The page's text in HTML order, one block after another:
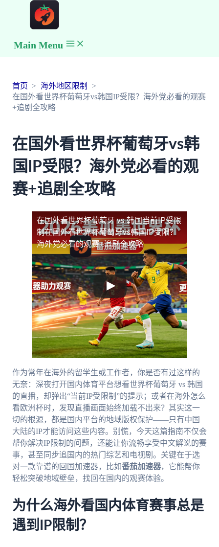
Main Menu
首页
海外地区限制
在国外看世界杯葡萄牙vs韩国IP受限？海外党必看的观赛
+追剧全攻略
在国外看世界杯葡萄牙vs韩
国IP受限？海外党必看的观
赛+追剧全攻略
在国外看世界杯葡萄牙 vs 韩国当前IP受限
制在国外看世界杯葡萄牙vs韩国IP受限？
海外党必看的观赛+追剧全攻略
作为常年在海外的留学生或工作者，你是否有过这样的
无奈：深夜打开国内体育平台想看世界杯葡萄牙 vs 韩国
的直播，却弹出“当前IP受限制”的提示；或者在海外怎么
看欧洲杯时，发现直播画面始终加载不出来？其实这一
切的根源，都是国内平台的地域版权保护——只有中国
大陆的IP才能访问这些内容。别慌，今天这篇指南不仅会
帮你解决IP限制的问题，还能让你流畅享受中文解说的赛
事，甚至同步追国内的热门综艺和电视剧。关键在于选
对一款靠谱的回国加速器，比如番茄加速器，它能帮你
轻松突破地域壁垒，找回在国内的观赛体验。
为什么海外看国内体育赛事总是
遇到IP限制？